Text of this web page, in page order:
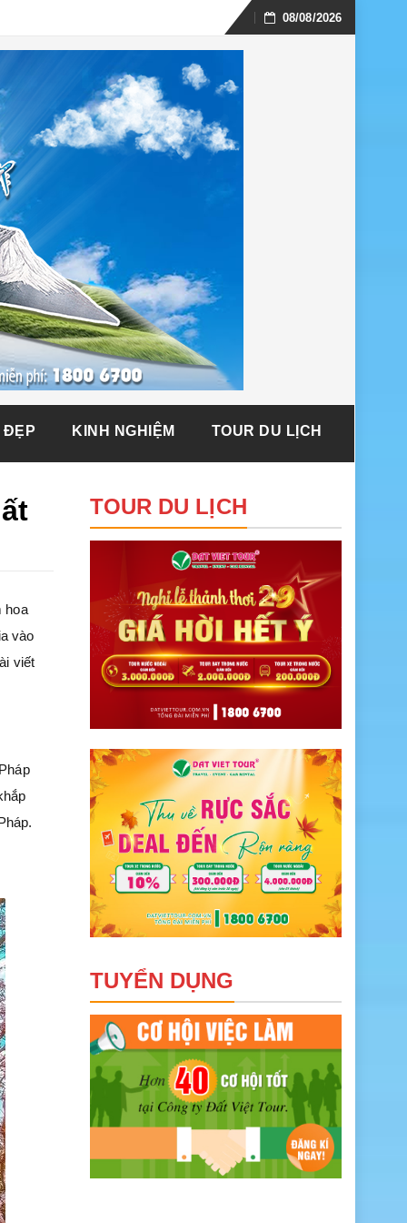
Skip
08/08/2026
ĐẸP KINH NGHIỆM TOUR DU LỊCH
hoa
vào
viết
TOUR DU LỊCH
TUYỂN DỤNG